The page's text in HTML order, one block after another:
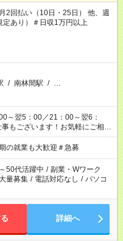
2回払い（10日・25日） 他、週
あり）＃日収1万円以上
/ 南林間駅 / …
～翌5：00／21：00～翌6：
就業も大歓迎＃急募
50代活躍中 / 副業・Wワーク
量募集 / 電話対応なし / パソコ
詳細へ